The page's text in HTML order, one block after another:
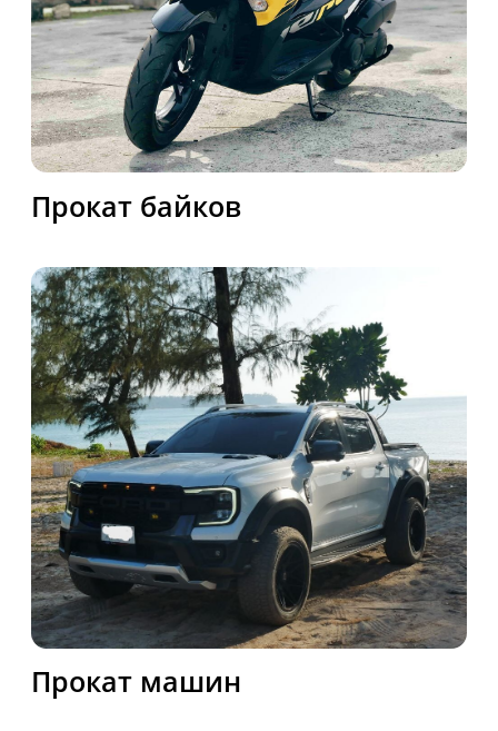
включая современные автомобили,
удобные байки для езды по
живописным маршрутам,
изысканную недвижимость для
комфортного отдыха и элитные
яхты для незабываемых морских
приключений. Открывайте новые
горизонты с уверенным партнером
в вашем путешествии.
НАШИ КОНТАКТЫ
bikephuket@gmail.com
Email
+66 84 290-62-43
Контактный телефон
Звоните и пишите нам, мы с радостью ответим
на все ваши вопросы! Консультация по телефону
на русском языке!